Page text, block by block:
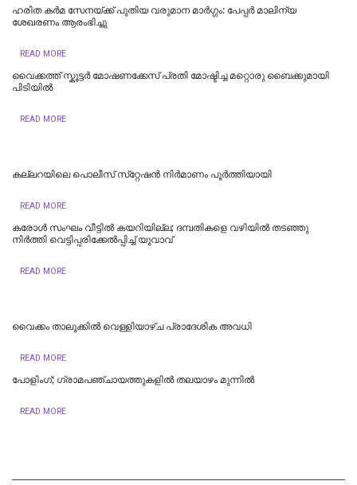
ഹരിത കർമ സേനയ്ക്ക് പുതിയ വരുമാന മാർഗ്ഗം: പേപ്പർ മാലിന്യ
ശേഖരണം ആരംഭിച്ചു
READ MORE
വൈക്കത്ത് സ്കൂട്ടർ മോഷണക്കേസ് പ്രതി മോഷ്ടിച്ച മറ്റൊരു ബൈക്കുമായി
പിടിയിൽ
READ MORE
കല്ലറയിലെ പൊലീസ് സ്‌റ്റേഷൻ നിർമാണം പൂർത്തിയായി
READ MORE
കരോൾ സംഘം വീട്ടിൽ കയറിയില്ല; ദമ്പതികളെ വഴിയില്‍ തടഞ്ഞു
നിര്‍ത്തി വെട്ടിപ്പരിക്കേല്‍പ്പിച്ച്‌ യുവാവ്
READ MORE
വൈക്കം താലൂക്കില്‍ വെള്ളിയാഴ്ച പ്രാദേശിക അവധി
READ MORE
പോളിംഗ്; ഗ്രാമപഞ്ചായത്തുകളിൽ തലയാഴം മുന്നിൽ
READ MORE